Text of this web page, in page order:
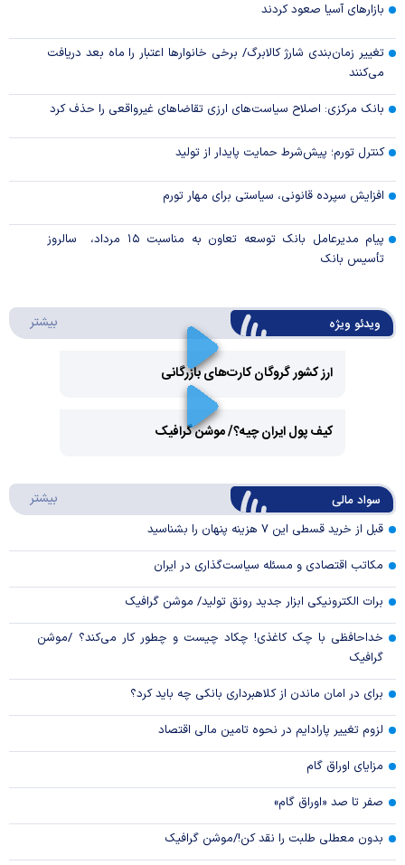
بازارهای آسیا صعود کردند
تغییر زمان‌بندی شارژ کالابرگ/ برخی خانوار‌ها اعتبار را ماه بعد دریافت
می‌کنند
بانک مرکزی: اصلاح سیاست‌های ارزی تقاضاهای غیرواقعی را حذف کرد
کنترل تورم؛ پیش‌شرط حمایت پایدار از تولید
افزایش سپرده قانونی، سیاستی برای مهار تورم
پیام مدیرعامل بانک توسعه تعاون به مناسبت ۱۵ مرداد، سالروز
تأسیس بانک
ویدئو ویژه بیشتر
ارز کشور گروگان کارت‌های بازرگانی
Video
کیف پول ایران چیه؟/ موشن گرافیک
سواد مالی بیشتر
قبل از خرید قسطی این ۷ هزینه پنهان را بشناسید
مکاتب اقتصادی و مسئله سیاست‌گذاری در ایران
برات الکترونیکی ابزار جدید رونق تولید/ موشن گرافیک
خداحافظی با چک کاغذی! چکاد چیست و چطور کار می‌کند؟ /موشن
گرافیک
برای در امان ماندن از کلاهبرداری بانکی چه باید کرد؟
لزوم تغییر پارادایم در نحوه تامین مالی اقتصاد
مزایای اوراق گام
صفر تا صد «اوراق گام»
بدون معطلی طلبت را نقد کن!/موشن گرافیک